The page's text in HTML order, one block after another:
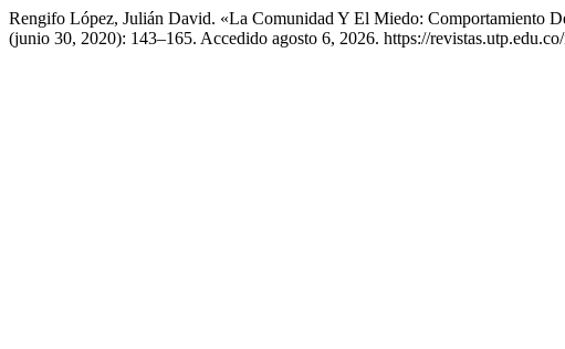
Rengifo López, Julián David. «La Comunidad Y El Miedo: Comportamiento
(junio 30, 2020): 143–165. Accedido agosto 6, 2026. https://